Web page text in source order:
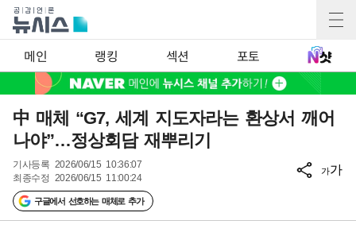
메인 랭킹 섹션 포토
中 매체 “G7, 세계 지도자라는 환상서 깨어
나야”…정상회담 재뿌리기
기사등록 2026/06/15 10:36:07
최종수정 2026/06/15 11:00:24
구글에서 선호하는 매체로 추가
가가